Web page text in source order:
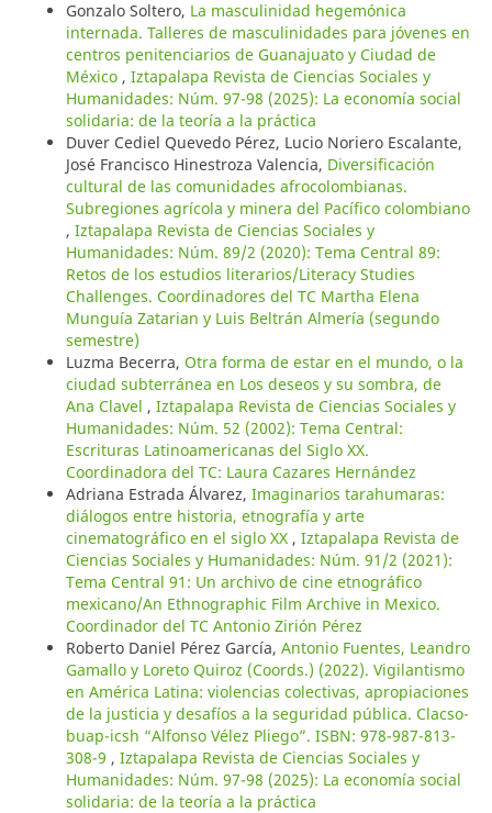
Gonzalo Soltero, La masculinidad hegemónica
internada. Talleres de masculinidades para jóvenes en
centros penitenciarios de Guanajuato y Ciudad de
México , Iztapalapa Revista de Ciencias Sociales y
Humanidades: Núm. 97-98 (2025): La economía social
solidaria: de la teoría a la práctica
Duver Cediel Quevedo Pérez, Lucio Noriero Escalante,
José Francisco Hinestroza Valencia, Diversificación
cultural de las comunidades afrocolombianas.
Subregiones agrícola y minera del Pacífico colombiano
, Iztapalapa Revista de Ciencias Sociales y
Humanidades: Núm. 89/2 (2020): Tema Central 89:
Retos de los estudios literarios/Literacy Studies
Challenges. Coordinadores del TC Martha Elena
Munguía Zatarian y Luis Beltrán Almería (segundo
semestre)
Luzma Becerra, Otra forma de estar en el mundo, o la
ciudad subterránea en Los deseos y su sombra, de
Ana Clavel , Iztapalapa Revista de Ciencias Sociales y
Humanidades: Núm. 52 (2002): Tema Central:
Escrituras Latinoamericanas del Siglo XX.
Coordinadora del TC: Laura Cazares Hernández
Adriana Estrada Álvarez, Imaginarios tarahumaras:
diálogos entre historia, etnografía y arte
cinematográfico en el siglo XX , Iztapalapa Revista de
Ciencias Sociales y Humanidades: Núm. 91/2 (2021):
Tema Central 91: Un archivo de cine etnográfico
mexicano/An Ethnographic Film Archive in Mexico.
Coordinador del TC Antonio Zirión Pérez
Roberto Daniel Pérez García, Antonio Fuentes, Leandro
Gamallo y Loreto Quiroz (Coords.) (2022). Vigilantismo
en América Latina: violencias colectivas, apropiaciones
de la justicia y desafíos a la seguridad pública. Clacso-
buap-icsh “Alfonso Vélez Pliego”. ISBN: 978-987-813-
308-9 , Iztapalapa Revista de Ciencias Sociales y
Humanidades: Núm. 97-98 (2025): La economía social
solidaria: de la teoría a la práctica